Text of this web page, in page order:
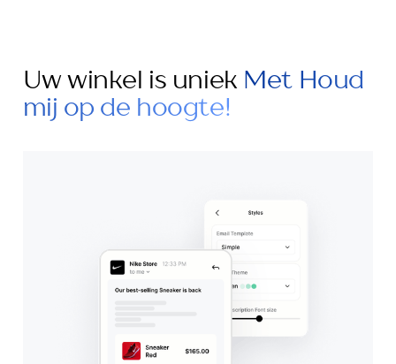
Uw winkel is uniek Met Houd
mij op de hoogte!